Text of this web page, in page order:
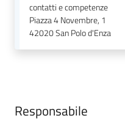
contatti e competenze
Piazza 4 Novembre, 1
42020San Polo d'Enza
Responsabile